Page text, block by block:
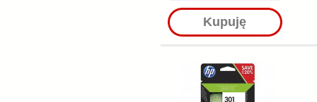
Kupuję